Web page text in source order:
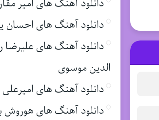
دانلود آهنگ های امیر
دانلود آهنگ های احسان
دانلود آهنگ های علیرضا
الدین موسوی
دانلود آهنگ های
دانلود آهنگ های هوروش